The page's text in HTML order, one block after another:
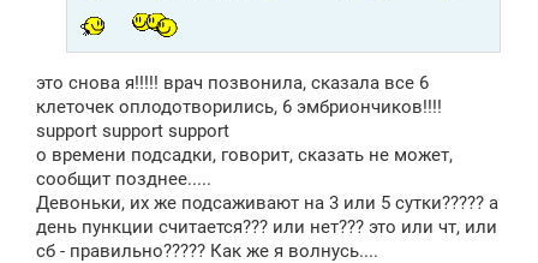
это снова я!!!!! врач позвонила, сказала все 6
клеточек оплодотворились, 6 эмбриончиков!!!!
support support support
о времени подсадки, говорит, сказать не может,
сообщит позднее.....
Девоньки, их же подсаживают на 3 или 5 сутки????? а
день пункции считается??? или нет??? это или чт, или
сб - правильно????? Как же я волнусь....